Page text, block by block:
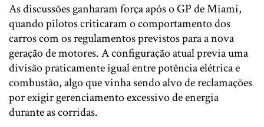
As discussões ganharam força após o GP de Miami,
quando pilotos criticaram o comportamento dos
carros com os regulamentos previstos para a nova
geração de motores. A configuração atual previa uma
divisão praticamente igual entre potência elétrica e
combustão, algo que vinha sendo alvo de reclamações
por exigir gerenciamento excessivo de energia
durante as corridas.